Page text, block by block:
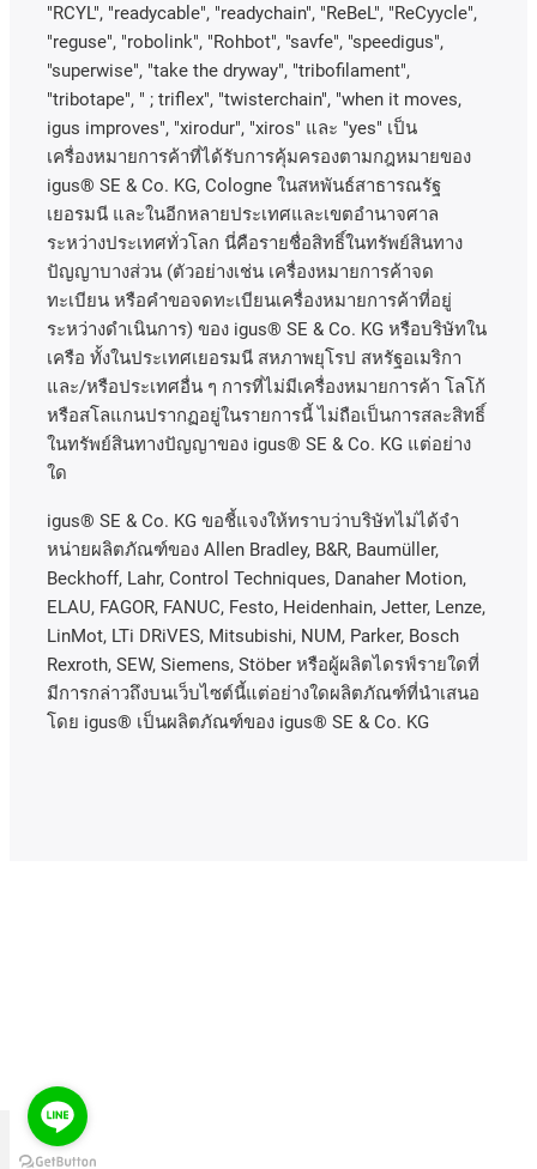
"RCYL", "readycable", "readychain", "ReBeL", "ReCyycle",
"reguse", "robolink", "Rohbot", "savfe", "speedigus",
"superwise", "take the dryway", "tribofilament",
"tribotape", " ; triflex", "twisterchain", "when it moves,
igus improves", "xirodur", "xiros" และ "yes" เป็น
เครื่องหมายการค้าที่ได้รับการคุ้มครองตามกฎหมายของ
igus® SE & Co. KG, Cologne ในสหพันธ์สาธารณรัฐ
เยอรมนี และในอีกหลายประเทศและเขตอํานาจศาล
ระหว่างประเทศทั่วโลก นี่คือรายชื่อสิทธิ์ในทรัพย์สินทาง
ปัญญาบางส่วน (ตัวอย่างเช่น เครื่องหมายการค้าจด
ทะเบียน หรือคำขอจดทะเบียนเครื่องหมายการค้าที่อยู่
ระหว่างดำเนินการ) ของ igus® SE & Co. KG หรือบริษัทใน
เครือ ทั้งในประเทศเยอรมนี สหภาพยุโรป สหรัฐอเมริกา
และ/หรือประเทศอื่น ๆ การที่ไม่มีเครื่องหมายการค้า โลโก้
หรือสโลแกนปรากฏอยู่ในรายการนี้ ไม่ถือเป็นการสละสิทธิ์
ในทรัพย์สินทางปัญญาของ igus® SE & Co. KG แต่อย่าง
ใด
igus® SE & Co. KG ขอชี้แจงให้ทราบว่าบริษัทไม่ได้จํา
หน่ายผลิตภัณฑ์ของ Allen Bradley, B&R, Baumüller,
Beckhoff, Lahr, Control Techniques, Danaher Motion,
ELAU, FAGOR, FANUC, Festo, Heidenhain, Jetter, Lenze,
LinMot, LTi DRiVES, Mitsubishi, NUM, Parker, Bosch
Rexroth, SEW, Siemens, Stöber หรือผู้ผลิตไดรฟ์รายใดที่
มีการกล่าวถึงบนเว็บไซต์นี้แต่อย่างใดผลิตภัณฑ์ที่นําเสนอ
โดย igus® เป็นผลิตภัณฑ์ของ igus® SE & Co. KG